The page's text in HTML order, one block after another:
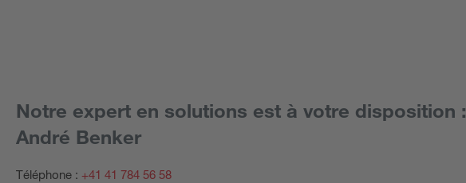
Notre expert en solutions est à votre disposition :
André Benker
Téléphone : +41 41 784 56 58